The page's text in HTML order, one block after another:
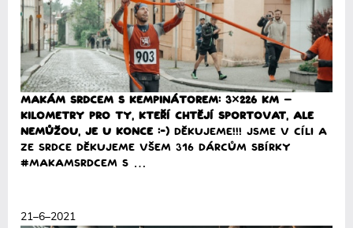
Makám SRDCEM s Kempinátorem: 3×226 km –
Kilometry pro ty, kteří chtějí sportovat, ale
nemůžou, je u konce :-) DĚKUJEME!!! Jsme v cíli a
ze SRDCE děkujeme všem 316 dárcům sbírky
#MakamSRDCEM s …
21–6–2021